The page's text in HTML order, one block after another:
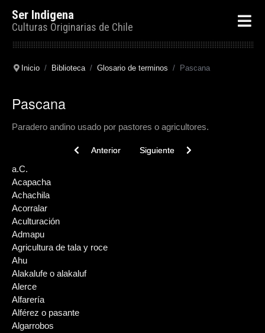
Ser Indigena
Culturas Originarias de Chile
Inicio Biblioteca Glosario de terminos Pascana
Pascana
Paradero andino usado por pastores o agricultores.
Previous article: Pasiri
Anterior Next article: Pantomímico
Siguiente
a.C.
Acapacha
Achachila
Acorralar
Aculturación
Admapu
Agricultura de tala y roce
Ahu
Alakalufe o alakaluf
Alerce
Alfarería
Alférez o pasante
Algarrobos